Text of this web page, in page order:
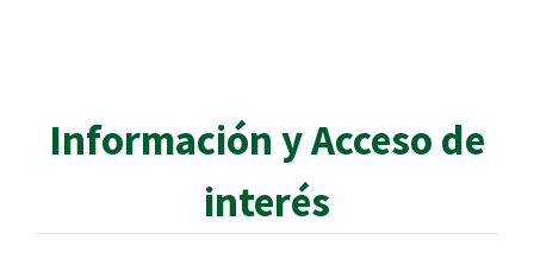
Información y Acceso de
interés